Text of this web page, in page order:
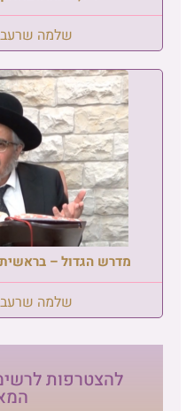
שלמה
מדרש הגדול –
שלמה
להצטרפות